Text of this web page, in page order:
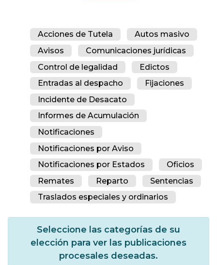
Acciones de Tutela
Autos masivo
Avisos
Comunicaciones jurídicas
Control de legalidad
Edictos
Entradas al despacho
Fijaciones
Incidente de Desacato
Informes de Acumulación
Notificaciones
Notificaciones por Aviso
Notificaciones por Estados
Oficios
Remates
Reparto
Sentencias
Traslados especiales y ordinarios
Seleccione las categorías de su
elección para ver las publicaciones
procesales deseadas.